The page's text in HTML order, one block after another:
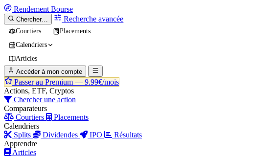
Rendement Bourse
Chercher… Recherche avancée
Courtiers
Placements
Calendriers
Articles
Accéder à mon compte
Passer au Premium — 9.99€/mois
Actions, ETF, Cryptos
Chercher une action
Comparateurs
Courtiers
Placements
Calendriers
Splits
Dividendes IPO
Résultats
Apprendre
Articles